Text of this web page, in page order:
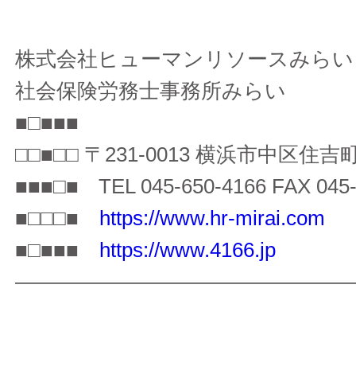
株式会社ヒューマンリソースみらい
社会保険労務士事務所みらい
■□■■■
□□■□□ 〒231-0013 横浜市中区住吉
■■■□■ TEL 045-650-4166 FAX
■□□□■ https://www.hr-mirai.com
■□■■■ https://www.4166.jp